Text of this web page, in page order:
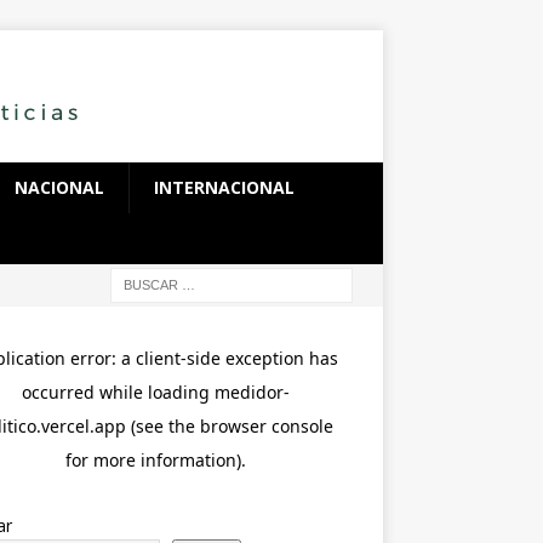
NACIONAL INTERNACIONAL